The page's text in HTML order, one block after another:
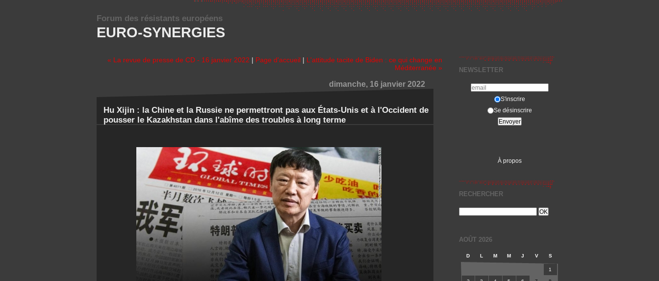
EURO-SYNERGIES
Forum des résistants européens
NEWSLETTER
S'inscrire
Se désinscrire
À propos
RECHERCHER
AOÛT 2026
D L M M J V S
1
« La revue de presse de CD - 16 janvier 2022 | Page d'accueil | L'attitude tacite de Biden : ce qui change en
Méditerranée »
dimanche, 16 janvier 2022
Hu Xijin : la Chine et la Russie ne permettront pas aux États-Unis et à l'Occident de
pousser le Kazakhstan dans l'abîme des troubles à long terme